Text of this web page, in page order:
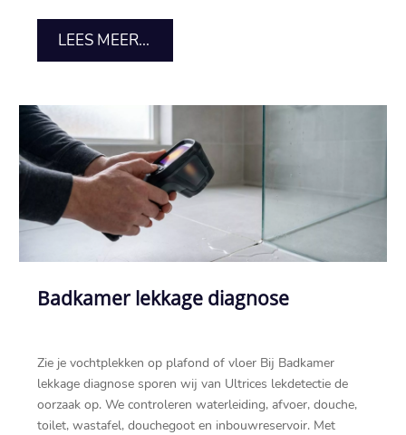
LEES MEER...
Badkamer lekkage diagnose
Zie je vochtplekken op plafond of vloer Bij Badkamer
lekkage diagnose sporen wij van Ultrices lekdetectie de
oorzaak op.​ We controleren waterleiding, afvoer, douche,
toilet, wastafel, douchegoot en inbouwreservoir.​ Met